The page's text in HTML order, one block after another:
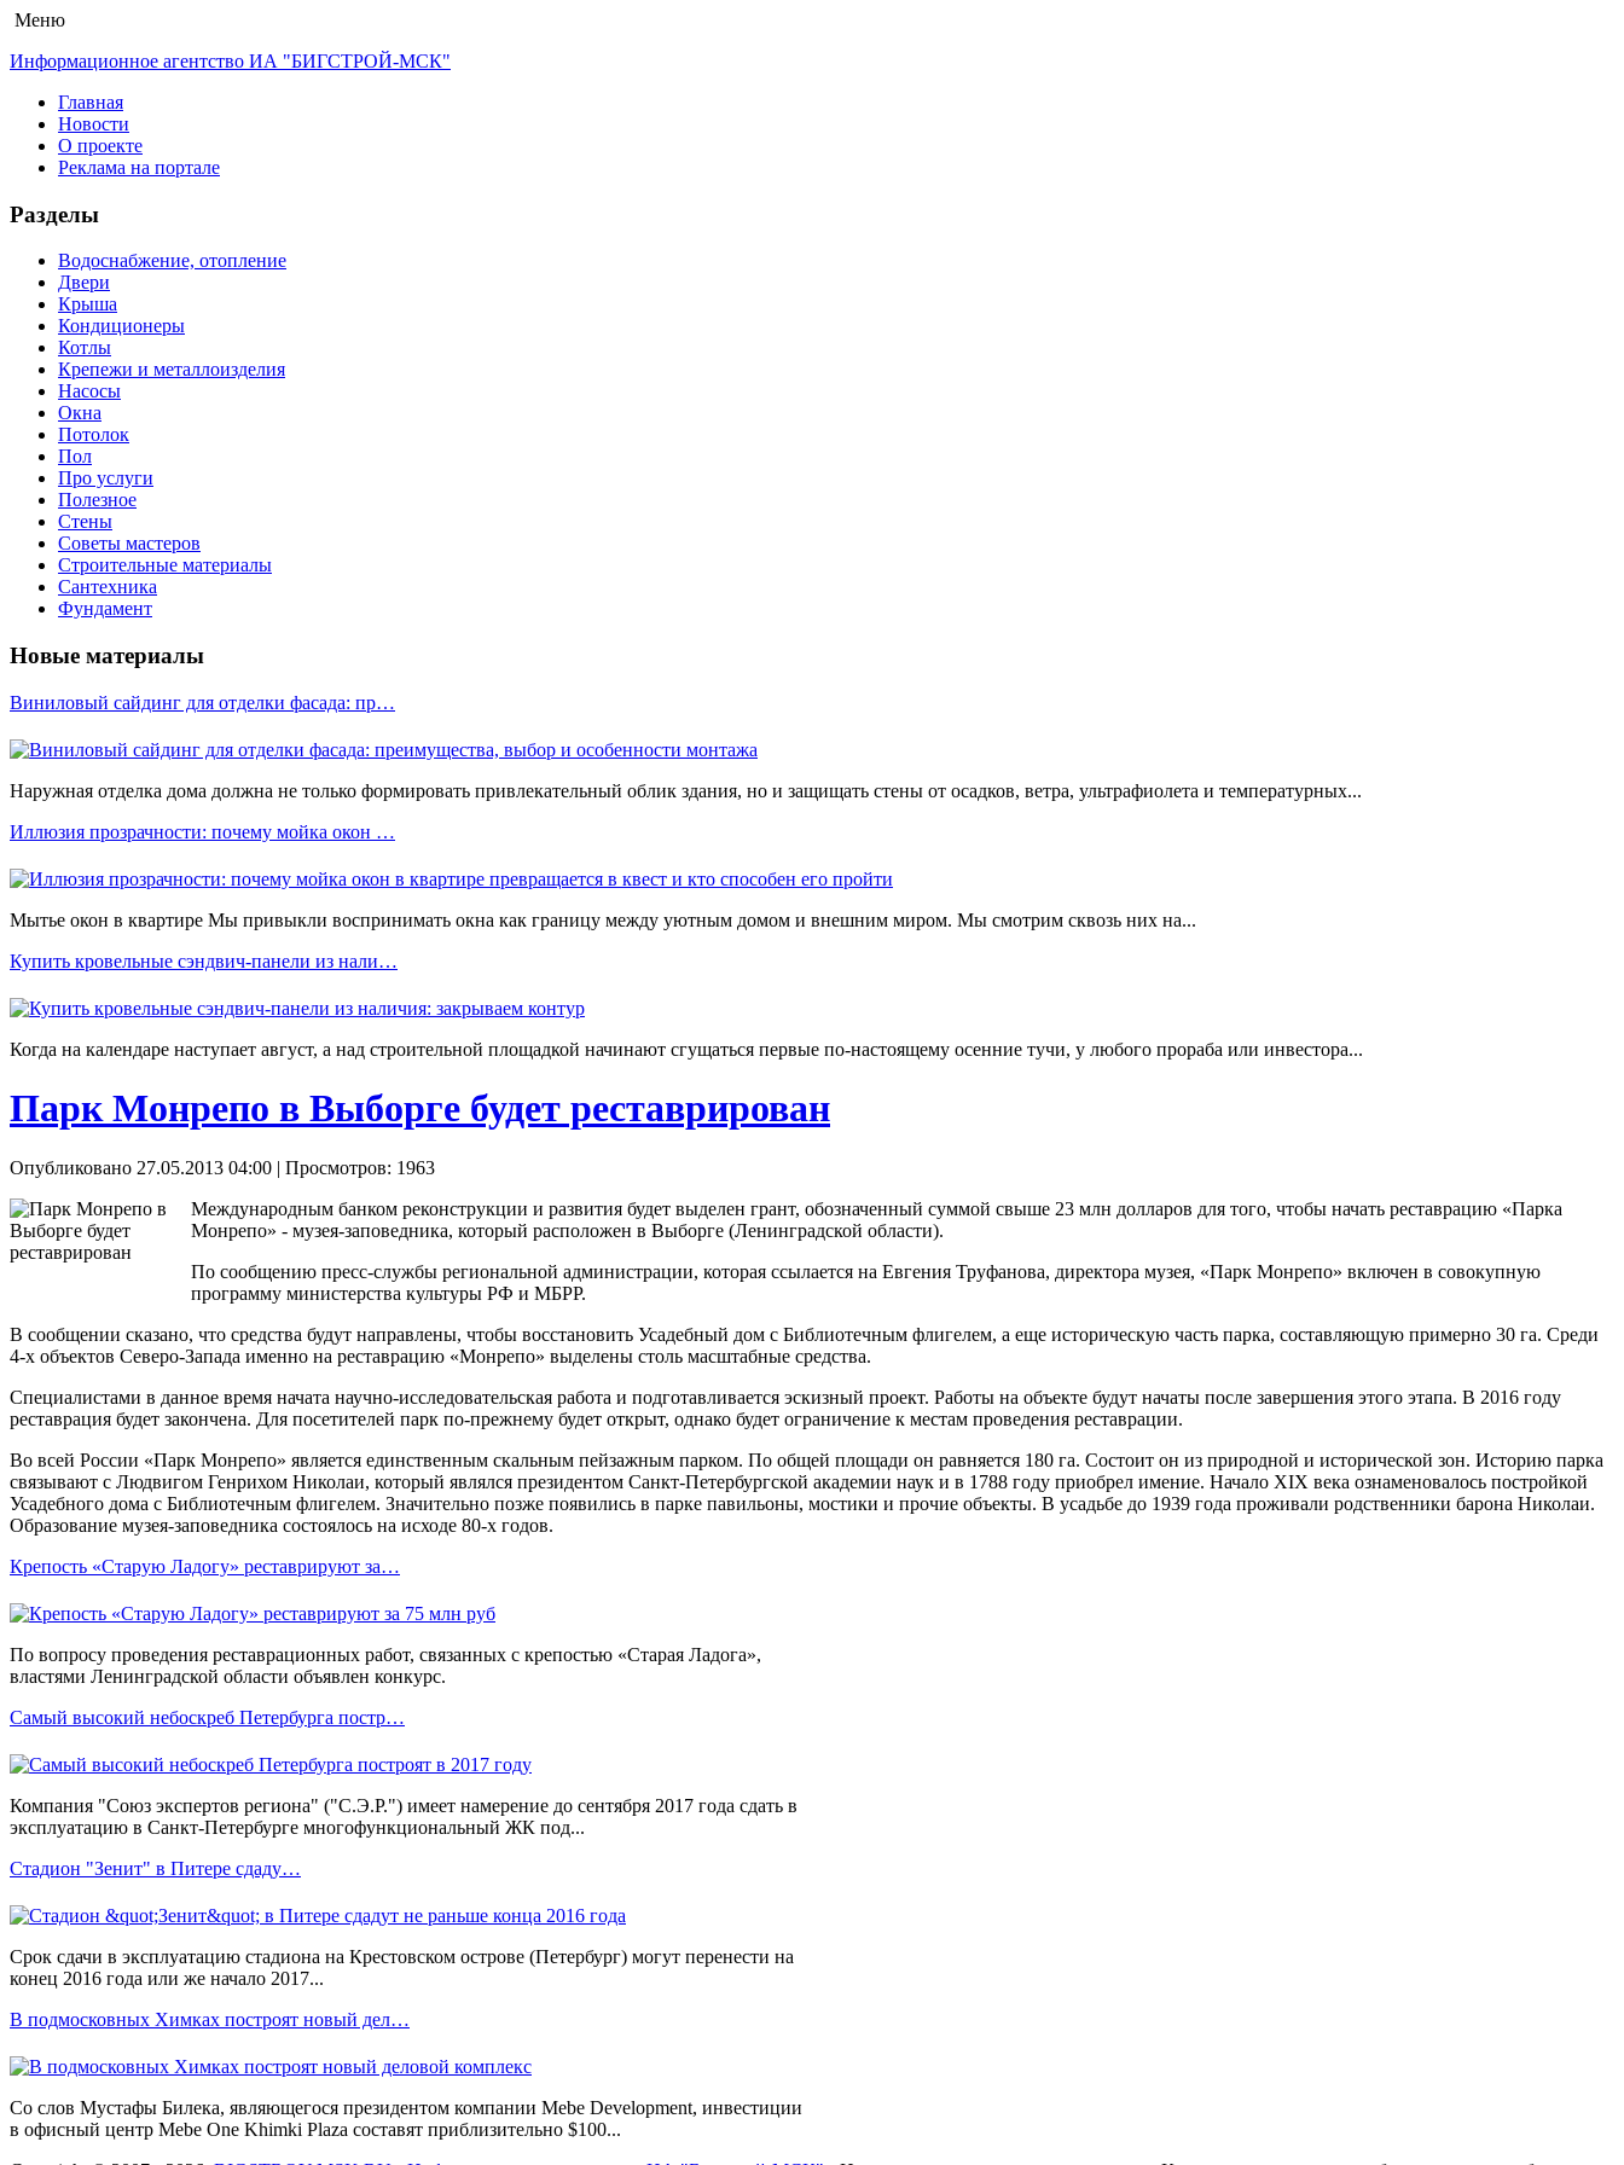
Меню
Информационное агентство ИА "БИГСТРОЙ-МСК"
Главная
Новости
О проекте
Реклама на портале
Разделы
Водоснабжение, отопление
Двери
Крыша
Кондиционеры
Котлы
Крепежи и металлоизделия
Насосы
Окна
Потолок
Пол
Про услуги
Полезное
Стены
Советы мастеров
Строительные материалы
Сантехника
Фундамент
Новые материалы
Виниловый сайдинг для отделки фасада: пр…
Наружная отделка дома должна не только формировать привлекательный облик здания, но и защищать стены от осадков, ветра, ультрафиолета и температурных...
Иллюзия прозрачности: почему мойка окон …
Мытье окон в квартире Мы привыкли воспринимать окна как границу между уютным домом и внешним миром. Мы смотрим сквозь них на...
Купить кровельные сэндвич-панели из нали…
Когда на календаре наступает август, а над строительной площадкой начинают сгущаться первые по-настоящему осенние тучи, у любого прораба или инвестора...
Парк Монрепо в Выборге будет реставрирован
Опубликовано 27.05.2013 04:00 | Просмотров: 1963
Международным банком реконструкции и развития будет выделен грант, обозначенный суммой свыше 23 млн долларов для того, чтобы начать реставрацию «Парка
Монрепо» - музея-заповедника, который расположен в Выборге (Ленинградской области).
По сообщению пресс-службы региональной администрации, которая ссылается на Евгения Труфанова, директора музея, «Парк Монрепо» включен в совокупную
программу министерства культуры РФ и МБРР.
В сообщении сказано, что средства будут направлены, чтобы восстановить Усадебный дом с Библиотечным флигелем, а еще историческую часть парка, составляющую примерно 30 га. Среди
4-х объектов Северо-Запада именно на реставрацию «Монрепо» выделены столь масштабные средства.
Специалистами в данное время начата научно-исследовательская работа и подготавливается эскизный проект. Работы на объекте будут начаты после завершения этого этапа. В 2016 году
реставрация будет закончена. Для посетителей парк по-прежнему будет открыт, однако будет ограничение к местам проведения реставрации.
Во всей России «Парк Монрепо» является единственным скальным пейзажным парком. По общей площади он равняется 180 га. Состоит он из природной и исторической зон. Историю парка
связывают с Людвигом Генрихом Николаи, который являлся президентом Санкт-Петербургской академии наук и в 1788 году приобрел имение. Начало XIX века ознаменовалось постройкой
Усадебного дома с Библиотечным флигелем. Значительно позже появились в парке павильоны, мостики и прочие объекты. В усадьбе до 1939 года проживали родственники барона Николаи.
Образование музея-заповедника состоялось на исходе 80-х годов.
Крепость «Старую Ладогу» реставрируют за…
По вопросу проведения реставрационных работ, связанных с крепостью «Старая Ладога»,
властями Ленинградской области объявлен конкурс.
Самый высокий небоскреб Петербурга постр…
Компания "Союз экспертов региона" ("С.Э.Р.") имеет намерение до сентября 2017 года сдать в
эксплуатацию в Санкт-Петербурге многофункциональный ЖК под...
Стадион "Зенит" в Питере сдаду…
Срок cдачи в эксплуатацию стадиона на Крестовском острове (Петербург) могут перенести на
конец 2016 года или же начало 2017...
В подмосковных Химках построят новый дел…
Со слов Мустафы Билека, являющегося президентом компании Mebe Development, инвестиции
в офисный центр Mebe One Khimki Plaza составят приблизительно $100...